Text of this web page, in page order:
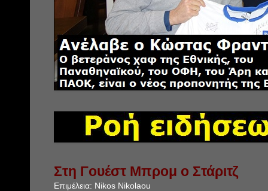
Στη Γουέστ Μπρομ ο Στάριτζ
Επιμέλεια: Nikos Nikolaou